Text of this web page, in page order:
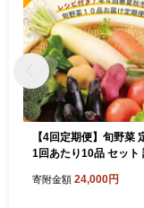
【4回定期便】旬野菜
1回あたり10品 セット
かせ 新鮮 やさい レシ
寄附金額 24,000円